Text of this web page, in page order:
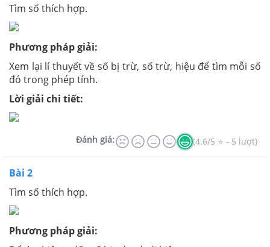
Tìm số thích hợp.
Phương pháp giải:
Xem lại lí thuyết về số bị trừ, số trừ, hiệu để tìm mỗi số
đó trong phép tính.
Lời giải chi tiết:
Đánh giá: (4.6/5 ⭐ - 5 lượt)
Bài 2
Tìm số thích hợp.
Phương pháp giải: